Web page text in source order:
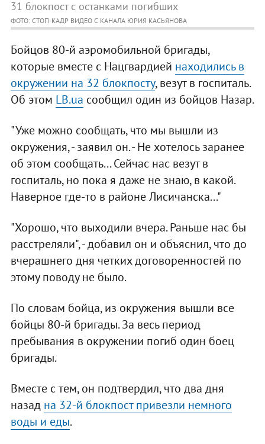
31 блокпост с останками погибших
ФОТО: СТОП-КАДР ВИДЕО С КАНАЛА ЮРИЯ КАСЬЯНОВА
Бойцов 80-й аэромобильной бригады,
которые вместе с Нацгвардией находились в
окружении на 32 блокпосту, везут в госпиталь.
Об этом LB.ua сообщил один из бойцов Назар.
"Уже можно сообщать, что мы вышли из
окружения, - заявил он. - Не хотелось заранее
об этом сообщать... Сейчас нас везут в
госпиталь, но пока я даже не знаю, в какой.
Наверное где-то в районе Лисичанска..."
"Хорошо, что выходили вчера. Раньше нас бы
расстреляли", - добавил он и объяснил, что до
вчерашнего дня четких договоренностей по
этому поводу не было.
По словам бойца, из окружения вышли все
бойцы 80-й бригады. За весь период
пребывания в окружении погиб один боец
бригады.
Вместе с тем, он подтвердил, что два дня
назад на 32-й блокпост привезли немного
воды и еды.